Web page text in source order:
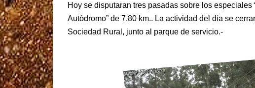
Hoy se disputaran tres pasadas sobre los especiales
Autódromo” de 7.80 km.. La actividad del día se
Sociedad Rural, junto al parque de servicio.-